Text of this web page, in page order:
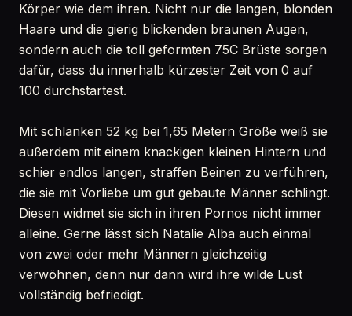
Körper wie dem ihren. Nicht nur die langen, blonden
Haare und die gierig blickenden braunen Augen,
sondern auch die toll geformten 75C Brüste sorgen
dafür, dass du innerhalb kürzester Zeit von 0 auf
100 durchstartest.
Mit schlanken 52 kg bei 1,65 Metern Größe weiß sie
außerdem mit einem knackigen kleinen Hintern und
schier endlos langen, straffen Beinen zu verführen,
die sie mit Vorliebe um gut gebaute Männer schlingt.
Diesen widmet sie sich in ihren Pornos nicht immer
alleine. Gerne lässt sich Natalie Alba auch einmal
von zwei oder mehr Männern gleichzeitig
verwöhnen, denn nur dann wird ihre wilde Lust
vollständig befriedigt.